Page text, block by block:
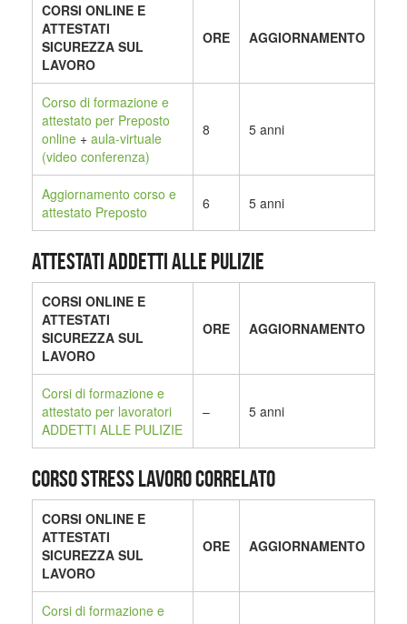
CORSI ONLINE E
ATTESTATI
SICUREZZA SUL
LAVORO
ORE AGGIORNAMENTO
Corso di formazione e
attestato per Preposto
online + aula-virtuale
(video conferenza)
8 5 anni
Aggiornamento corso e
attestato Preposto
6 5 anni
ATTESTATI ADDETTI ALLE PULIZIE
CORSI ONLINE E
ATTESTATI
SICUREZZA SUL
LAVORO
ORE AGGIORNAMENTO
Corsi di formazione e
attestato per lavoratori
ADDETTI ALLE PULIZIE
– 5 anni
CORSO STRESS LAVORO CORRELATO
CORSI ONLINE E
ATTESTATI
SICUREZZA SUL
LAVORO
ORE AGGIORNAMENTO
Corsi di formazione e